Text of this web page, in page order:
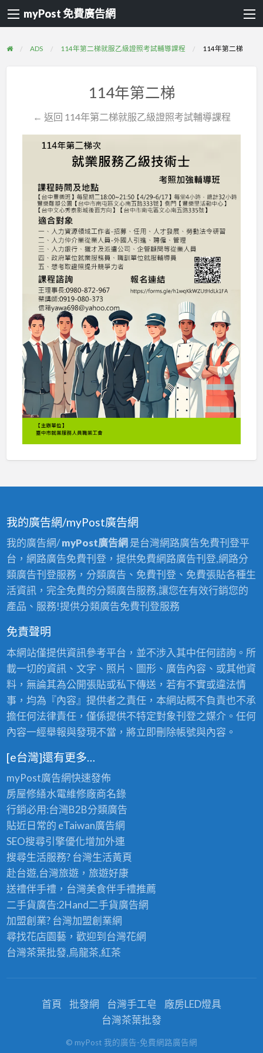
myPost 免費廣告網
ADS 114年第二梯就服乙級證照考試輔導課程 114年第二梯
114年第二梯
← 返回 114年第二梯就服乙級證照考試輔導課程
我的廣告網/myPost廣告網
我的廣告網/myPost廣告網 是台灣網路廣告免費刊登平
台，網路廣告免費刊登，提供免費網路廣告刊登,網路分
類廣告刊登服務，分類廣告、免費刊登、免費張貼各種生
活資訊，完全免費的分類廣告服務,讓您在有效行銷您的
產品、服務!提供分類廣告免費刊登服務
免責聲明
本網站僅提供資訊參考平台，並不涉入其中任何諮詢。所
載一切的資訊、文字、照片、圖形、廣告內容、或其他資
料，無論其為公開張貼或私下傳送，若有不實或違法情
事，均為『內容』提供者之責任，本網站概不負責也不承
擔任何法律責任，僅係提供不特定對象刊登之媒介。任何
內容一經舉報與發現不當，將立即刪除帳號與內容。
[e台灣]還有更多…
myPost廣告網快速發佈
房屋修繕水電維修廠商名錄
行銷必用:台灣B2B分類廣告
貼近日常的 eTaiwan廣告網
SEO搜尋引擎優化增加外連
搜尋生活服務? 台灣生活黃頁
赴台遊,台灣旅遊，旅遊好康
送禮伴手禮，台灣美食伴手禮推薦
二手貨廣告:2Hand二手貨廣告網
加盟創業? 台灣加盟創業網
尋找花店園藝，歡迎到 台灣花網
台灣茶葉批發,烏龍茶,紅茶
首頁 批發網 台灣手工皂
廠房LED燈具
台灣茶葉批發
© myPost 我的廣告-免費網路廣告網